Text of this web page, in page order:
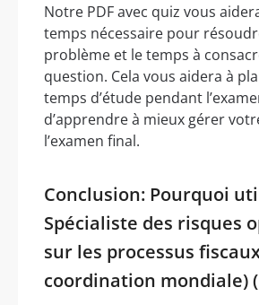
Notre PDF avec quiz vous
temps nécessaire pour
problème et le temps à
question. Cela vous aidera à
temps d’étude pendant
d’apprendre à mieux gérer
l’examen final.
Conclusion: Pourquoi
Spécialiste des risques
sur les processus
coordination mondiale)